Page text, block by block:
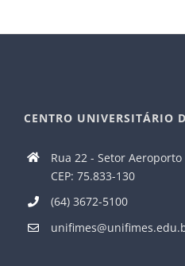
CENTRO UNIVERSITÁRIO
Rua 22 - Setor Aeroporto
CEP: 75.833-130
(64) 3672-5100